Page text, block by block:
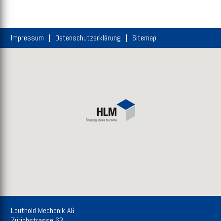
Impressum Datenschutzerklärung Sitemap
Leuthold Mechanik AG